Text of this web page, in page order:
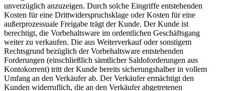
unverzüglich anzuzeigen. Durch solche Eingriffe entstehenden
Kosten für eine Drittwiderspruchsklage oder Kosten für eine
außerprozessuale Freigabe trägt der Kunde. Der Kunde ist
berechtigt, die Vorbehaltsware im ordentlichen Geschäftsgang
weiter zu verkaufen. Die aus Weiterverkauf oder sonstigem
Rechtsgrund bezüglich der Vorbehaltsware entstehenden
Forderungen (einschließlich sämtlicher Saldoforderungen aus
Kontokorrent) tritt der Kunde bereits sicherungshalber in vollem
Umfang an den Verkäufer ab. Der Verkäufer ermächtigt den
Kunden widerruflich, die an den Verkäufer abgetretenen